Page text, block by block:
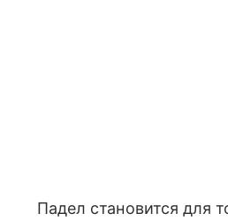
Падел становится для